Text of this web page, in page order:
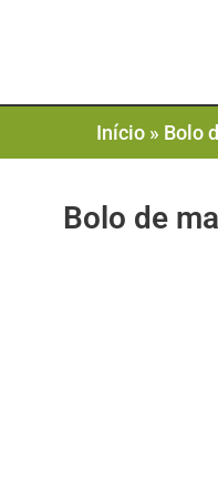
Início » Bolo
Bolo de